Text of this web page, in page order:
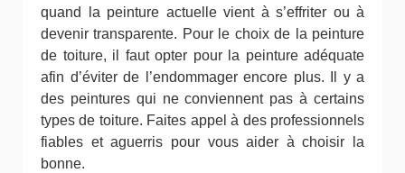
quand la peinture actuelle vient à s’effriter ou à
devenir transparente. Pour le choix de la peinture
de toiture, il faut opter pour la peinture adéquate
afin d’éviter de l’endommager encore plus. Il y a
des peintures qui ne conviennent pas à certains
types de toiture. Faites appel à des professionnels
fiables et aguerris pour vous aider à choisir la
bonne.